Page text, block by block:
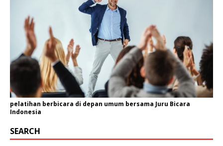
pelatihan berbicara di depan umum bersama Juru Bicara
Indonesia
SEARCH